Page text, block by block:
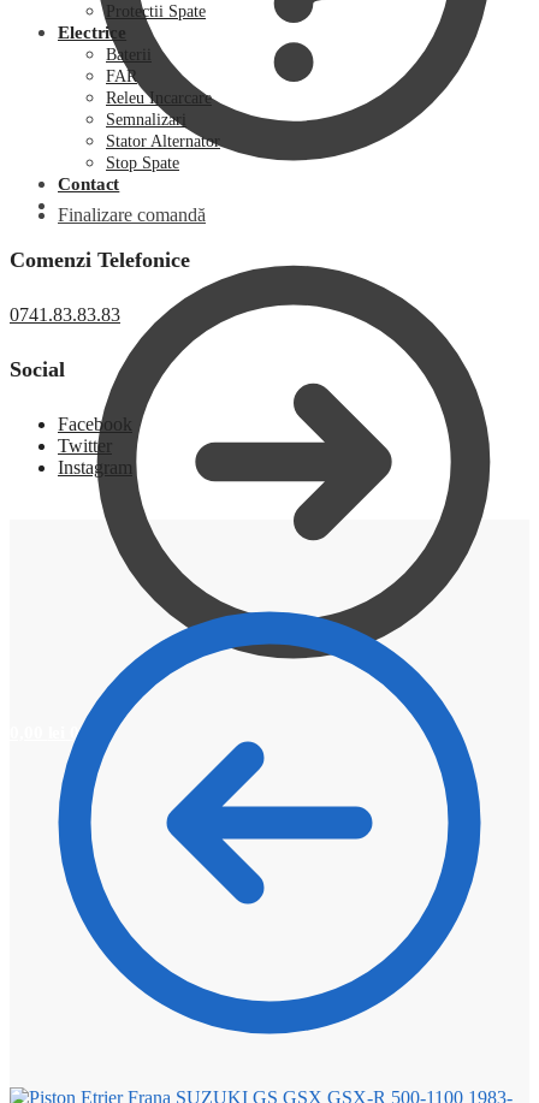
Finalizare comandă
0
Protectii Spate
Electrice
Baterii
FAR
Releu Incarcare
Semnalizari
Stator Alternator
Stop Spate
Contact
Comenzi Telefonice
0741.83.83.83
Social
Facebook
Twitter
Instagram